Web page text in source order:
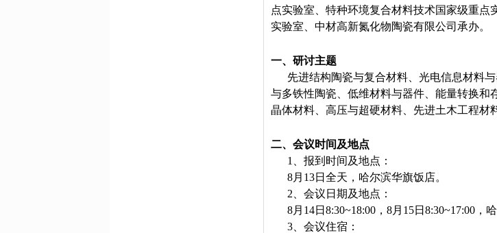
点实验室、特种环境复合材料技术国家级重
实验室、中材高新氮化物陶瓷有限公司承办。
一、研讨主题
先进结构陶瓷与复合材料、光电信息材料
与多铁性陶瓷、低维材料与器件、能量转换
晶体材料、高压与超硬材料、先进土木工程材
二、 会议时间及地点
1、报到时间及地点：
8月13日全天，哈尔滨华旗饭店。
2、会议日期及地点：
8月14日8:30~18:00，8月15日8:30~17:00，
3、会议住宿：